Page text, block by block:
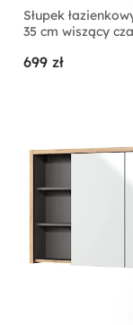
Słupek
35 cm wiszący
699 zł